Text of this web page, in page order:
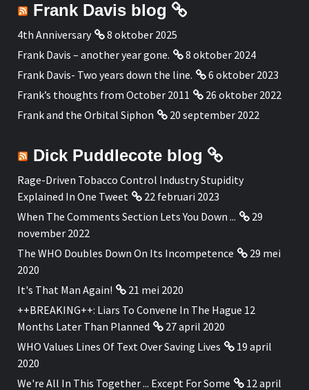
Frank Davis blog
4th Anniversary
8 oktober 2025
Frank Davis – another year gone.
8 oktober 2024
Frank Davis- Two years down the line.
6 oktober 2023
Frank’s thoughts from October 2011
26 oktober 2022
Frank and the Orbital Siphon
20 september 2022
Dick Puddlecote blog
Rage-Driven Tobacco Control Industry Stupidity
Explained In One Tweet
22 februari 2023
When The Comments Section Lets You Down ...
29
november 2022
The WHO Doubles Down On Its Incompetence
29 mei
2020
It's That Man Again!
21 mei 2020
++BREAKING++: Liars To Convene In The Hague 12
Months Later Than Planned
27 april 2020
WHO Values Lines Of Text Over Saving Lives
19 april
2020
We're All In This Together ... Except For Some
12 april